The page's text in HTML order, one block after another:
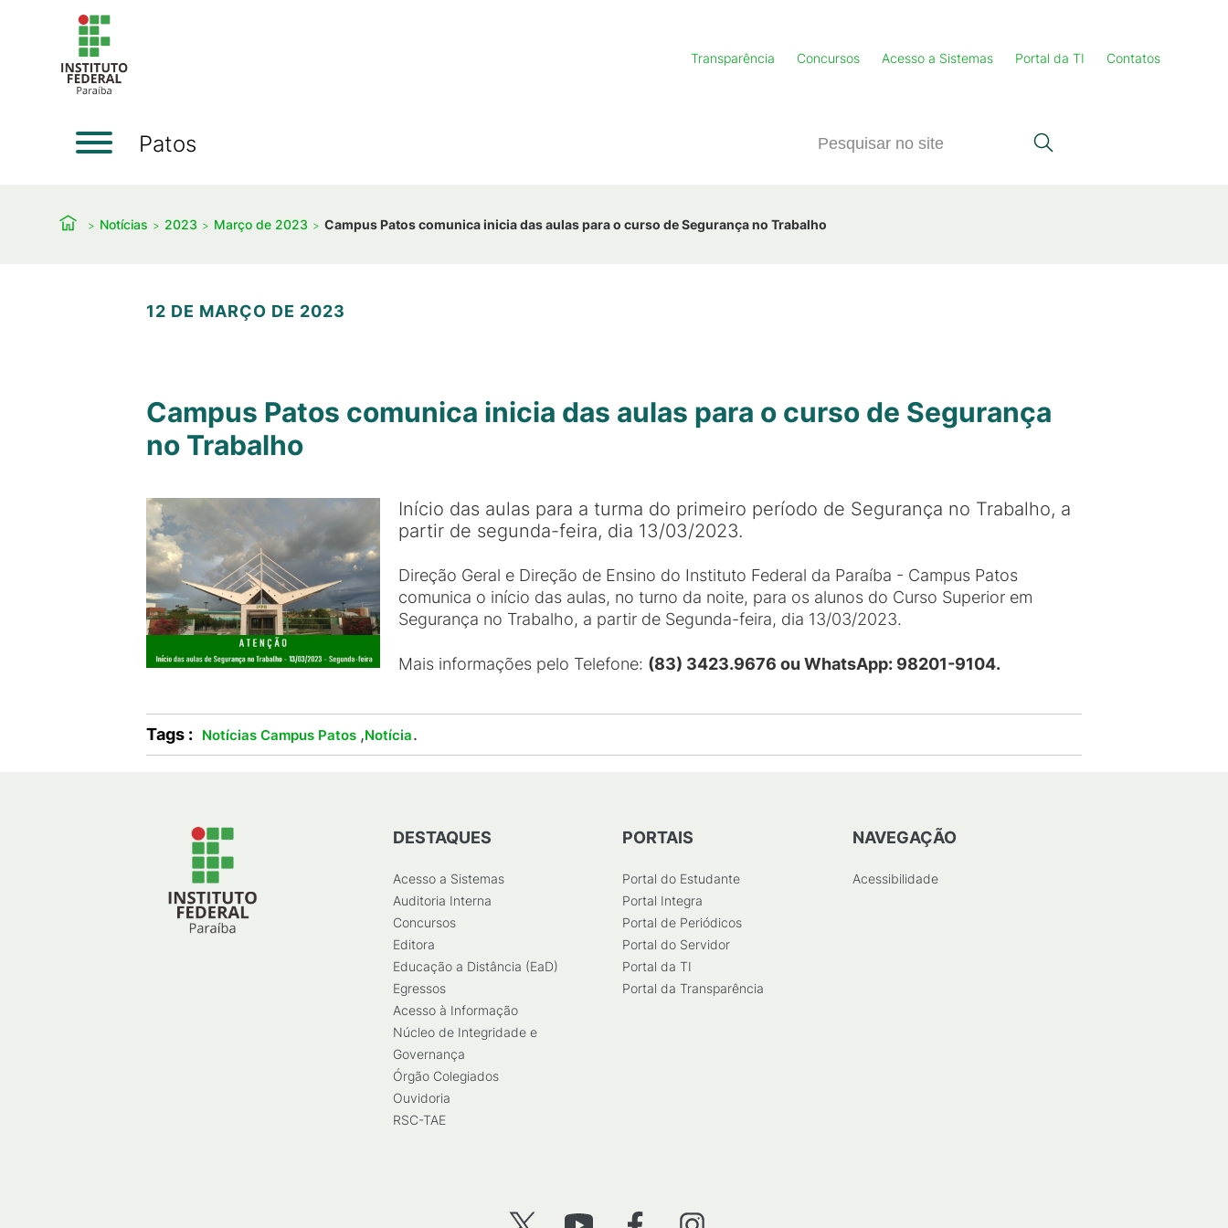
Transparência Concursos Acesso a Sistemas Portal da TI Contatos
Patos
Notícias 2023 Março de 2023 Campus Patos comunica inicia das aulas para o curso de Segurança no Trabalho
12 DE MARÇO DE 2023
Campus Patos comunica inicia das aulas para o curso de Segurança
no Trabalho
Início das aulas para a turma do primeiro período de Segurança no Trabalho, a
partir de segunda-feira, dia 13/03/2023.
Direção Geral e Direção de Ensino do Instituto Federal da Paraíba - Campus Patos
comunica o início das aulas, no turno da noite, para os alunos do Curso Superior em
Segurança no Trabalho, a partir de Segunda-feira, dia 13/03/2023.
Mais informações pelo Telefone: (83) 3423.9676 ou WhatsApp: 98201-9104.
Tags : Notícias Campus Patos ,Notícia.
DESTAQUES
Acesso a Sistemas
Auditoria Interna
Concursos
Editora
Educação a Distância (EaD)
Egressos
Acesso à Informação
Núcleo de Integridade e
Governança
Órgão Colegiados
Ouvidoria
RSC-TAE
PORTAIS
Portal do Estudante
Portal Integra
Portal de Periódicos
Portal do Servidor
Portal da TI
Portal da Transparência
NAVEGAÇÃO
Acessibilidade